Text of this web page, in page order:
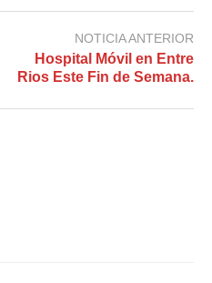
NOTICIA ANTERIOR
Hospital Móvil en Entre
Rios Este Fin de Semana.